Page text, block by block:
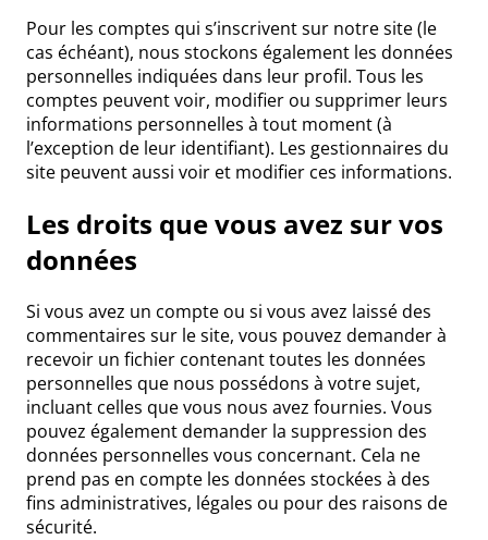
Pour les comptes qui s’inscrivent sur notre site (le
cas échéant), nous stockons également les données
personnelles indiquées dans leur profil. Tous les
comptes peuvent voir, modifier ou supprimer leurs
informations personnelles à tout moment (à
l’exception de leur identifiant). Les gestionnaires du
site peuvent aussi voir et modifier ces informations.
Les droits que vous avez sur vos
données
Si vous avez un compte ou si vous avez laissé des
commentaires sur le site, vous pouvez demander à
recevoir un fichier contenant toutes les données
personnelles que nous possédons à votre sujet,
incluant celles que vous nous avez fournies. Vous
pouvez également demander la suppression des
données personnelles vous concernant. Cela ne
prend pas en compte les données stockées à des
fins administratives, légales ou pour des raisons de
sécurité.